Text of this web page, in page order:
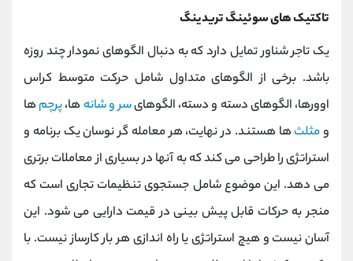
تاکتیک های سوئینگ تریدینگ
یک تاجر شناور تمایل دارد که به دنبال الگوهای نمودار چند روزه
باشد. برخی از الگوهای متداول شامل حرکت متوسط کراس
اوورها، الگوهای دسته و دسته، الگوهایسر و شانه ها،پرچمها
ومثلثها هستند. در نهایت، هر معامله گر نوسان یک برنامه و
استراتژی را طراحی می کند که به آنها در بسیاری از معاملات برتری
می دهد. این موضوع شامل جستجوی تنظیمات تجاری است که
منجر به حرکات قابل پیش بینی در قیمت دارایی می شود. این
آسان نیست و هیچ استراتژی یا راه اندازی هر بار کارساز نیست. با